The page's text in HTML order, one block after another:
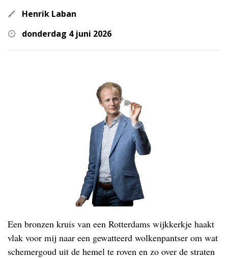
Henrik Laban
donderdag 4 juni 2026
Een bronzen kruis van een Rotterdams wijkkerkje haakt
vlak voor mij naar een gewatteerd wolkenpantser om wat
schemergoud uit de hemel te roven en zo over de straten